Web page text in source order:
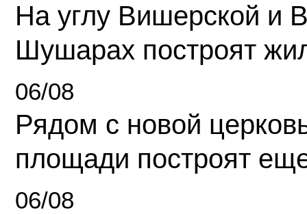
На углу Вишерской и
Шушарах построят
06/08
Рядом с новой
площади построят
06/08